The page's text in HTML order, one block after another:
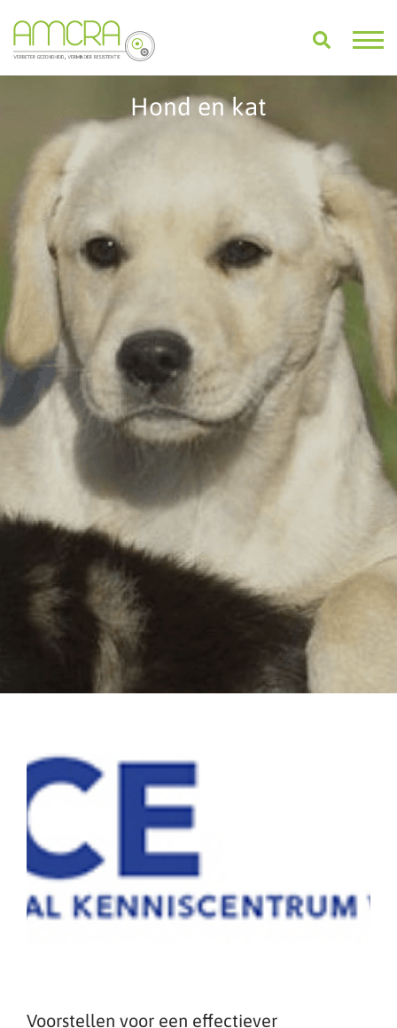
Hond en kat
Voorstellen voor een effectiever